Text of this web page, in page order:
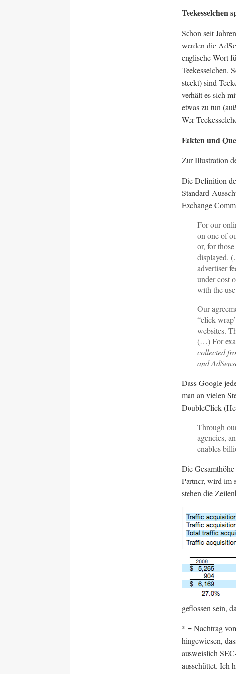
Teekesselchen
Schon seit
werden die
englische Wort
Teekesselchen.
steckt) sind
verhält es sich
etwas zu tun
Wer
Fakten und
Zur Illustration
Die Definition
Standard-
Exchange
For our
on one of
or, for
displayed.
advertiser
under cost
with the
Our
“click-
websites.
(…) For
collected
and
Dass Google
man an vielen
DoubleClick
Through
agencies,
enables
Die
Partner, wird im
stehen die
geflossen sein,
* = Nachtrag
hingewiesen,
ausweislich
ausschüttet. Ich